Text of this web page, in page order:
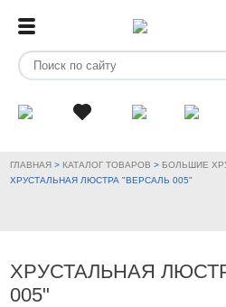
ГЛАВНАЯ > КАТАЛОГ ТОВАРОВ > БОЛЬШИЕ
ХРУСТАЛЬНАЯ ЛЮСТРА "ВЕРСАЛЬ 005"
ХРУСТАЛЬНАЯ
005"